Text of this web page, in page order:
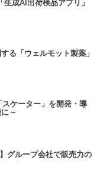
成AI出荷検品アプリ」
る「ウェルモット製薬」
ケーター」を開発・導
～
グループ会社で販売力の